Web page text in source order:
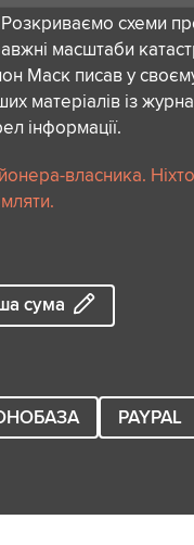
Розкриваємо схеми
масштаби
Маск писав у
матеріалів із
інформації.
власника.
сума
PAYPAL